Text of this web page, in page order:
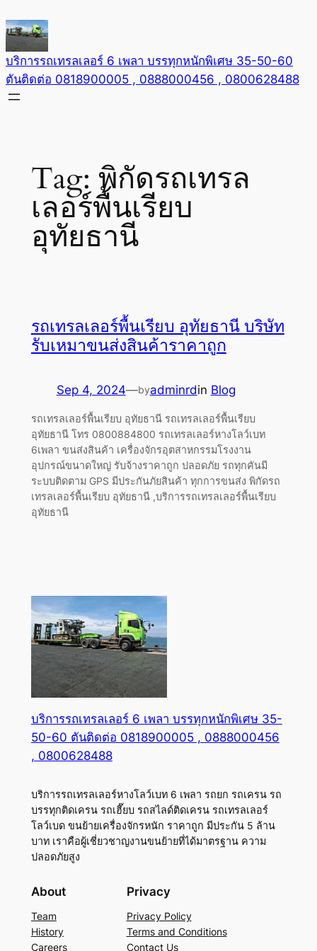
to
content
บริการรถเทรลเลอร์ 6 เพลา บรรทุกหนักพิเศษ 35-50-60
ตันติดต่อ 0818900005 , 0888000456 , 0800628488
Tag: พิกัดรถเทรล
เลอร์พื้นเรียบ
อุทัยธานี
รถเทรลเลอร์พื้นเรียบ อุทัยธานี บริษัท
รับเหมาขนส่งสินค้าราคาถูก
Sep 4, 2024—byadminrdin Blog
รถเทรลเลอร์พื้นเรียบ อุทัยธานี รถเทรลเลอร์พื้นเรียบ
อุทัยธานี โทร 0800884800 รถเทรลเลอร์หางโลว์เบท
6เพลา ขนส่งสินค้า เครื่องจักรอุตสาหกรรมโรงงาน
อุปกรณ์ขนาดใหญ่ รับจ้างราคาถูก ปลอดภัย รถทุกคันมี
ระบบติดตาม GPS มีประกันภัยสินค้า ทุกการขนส่ง พิกัดรถ
เทรลเลอร์พื้นเรียบ อุทัยธานี ,บริการรถเทรลเลอร์พื้นเรียบ
อุทัยธานี
บริการรถเทรลเลอร์ 6 เพลา บรรทุกหนักพิเศษ 35-
50-60 ตันติดต่อ 0818900005 , 0888000456
, 0800628488
บริการรถเทรลเลอร์หางโลว์เบท 6 เพลา รถยก รถเครน รถ
บรรทุกติดเครน รถเฮี๊ยบ รถสไลด์ติดเครน รถเทรลเลอร์
โลว์เบด ขนย้ายเครื่องจักรหนัก ราคาถูก มีประกัน 5 ล้าน
บาท เราคือผู้เชี่ยวชาญงานขนย้ายที่ได้มาตรฐาน ความ
ปลอดภัยสูง
About
Team
History
Careers
Privacy
Privacy Policy
Terms and Conditions
Contact Us